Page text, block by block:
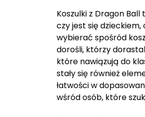
Koszulki z Dragon
czy jest się
wybierać spośród
dorośli, którzy
które nawiązują do
stały się również
łatwości w
wśród osób, które